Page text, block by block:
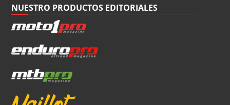
NUESTRO PRODUCTOS EDITORIALES